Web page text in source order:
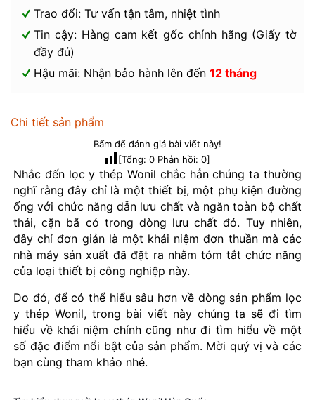
Trao đổi: Tư vấn tận tâm, nhiệt tình
Tin cậy: Hàng cam kết gốc chính hãng (Giấy tờ
đầy đủ)
Hậu mãi: Nhận bảo hành lên đến12 tháng
Chi tiết sản phẩm
Bấm để đánh giá bài viết này!
[Tổng:0 Phản hồi:0]
Nhắc đến lọc y thép Wonil chắc hẳn chúng ta thường
nghĩ rằng đây chỉ là một thiết bị, một phụ kiện đường
ống với chức năng dẫn lưu chất và ngăn toàn bộ chất
thải, cặn bã có trong dòng lưu chất đó. Tuy nhiên,
đây chỉ đơn giản là một khái niệm đơn thuần mà các
nhà máy sản xuất đã đặt ra nhằm tóm tắt chức năng
của loại thiết bị công nghiệp này.
Do đó, để có thể hiểu sâu hơn về dòng sản phẩm lọc
y thép Wonil, trong bài viết này chúng ta sẽ đi tìm
hiểu về khái niệm chính cũng như đi tìm hiểu về một
số đặc điểm nổi bật của sản phẩm. Mời quý vị và các
bạn cùng tham khảo nhé.